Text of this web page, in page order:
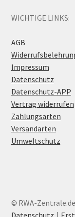
WICHTIGE LINKS:
AGB
Impressum
Datenschutz
Datenschutz-APP
Vertrag widerrufen
Zahlungsarten
Versandarten
Umweltschutz
© RWA-